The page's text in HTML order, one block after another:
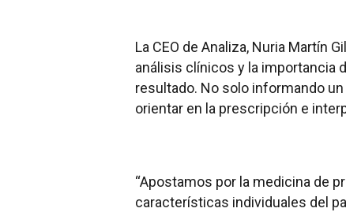
La CEO de Analiza, Nuria Martín
análisis clínicos y la importancia
resultado. No solo informando
orientar en la prescripción e
“Apostamos por la medicina de
características individuales del